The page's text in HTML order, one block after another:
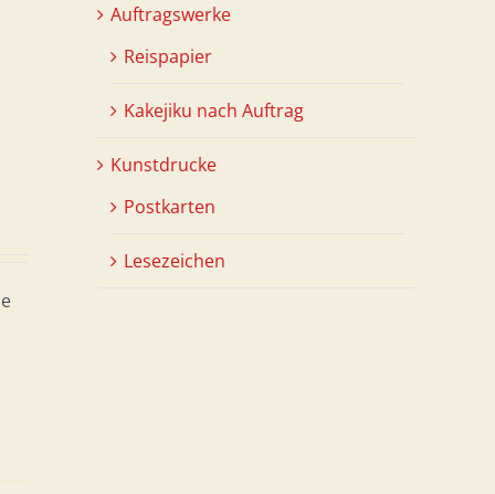
Auftragswerke
Reispapier
Kakejiku nach Auftrag
Kunstdrucke
Postkarten
Lesezeichen